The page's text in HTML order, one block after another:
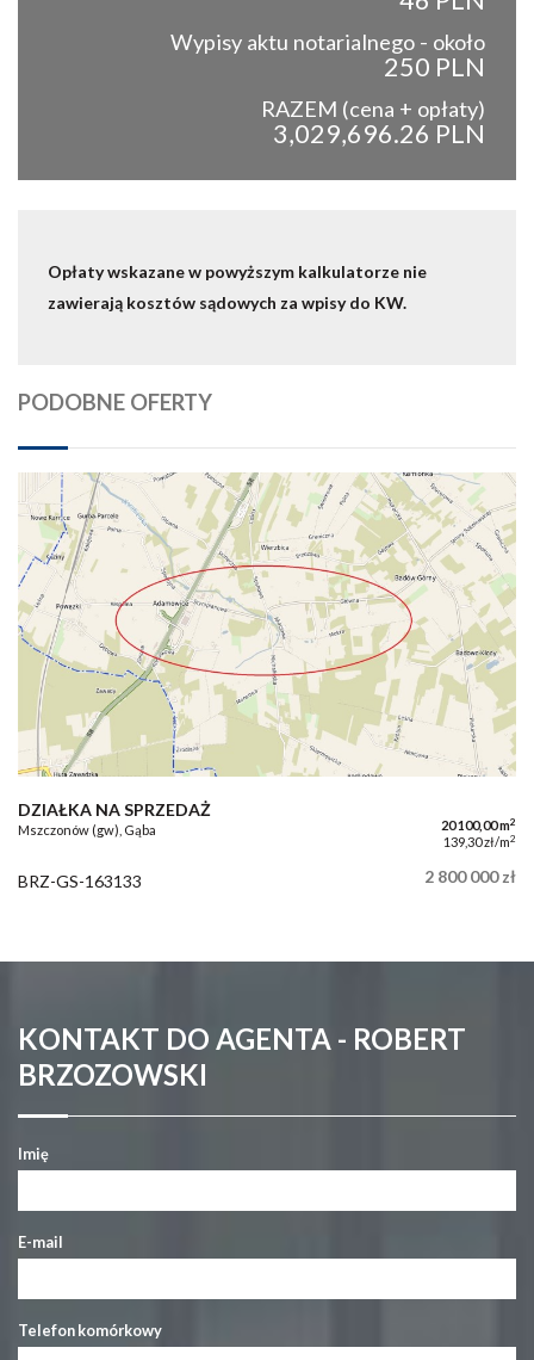
Wypisy aktu notarialnego - około
250 PLN
RAZEM (cena + opłaty)
3,029,696.26 PLN
Opłaty wskazane w powyższym kalkulatorze nie
zawierają kosztów sądowych za wpisy do KW.
PODOBNE OFERTY
DZIAŁKA NA SPRZEDAŻ
Mszczonów (gw), Gąba 20 100,00 m2
139,30 zł/m2
BRZ-GS-163133 2 800 000 zł
KONTAKT DO AGENTA - ROBERT
BRZOZOWSKI
Imię
E-mail
Telefon komórkowy